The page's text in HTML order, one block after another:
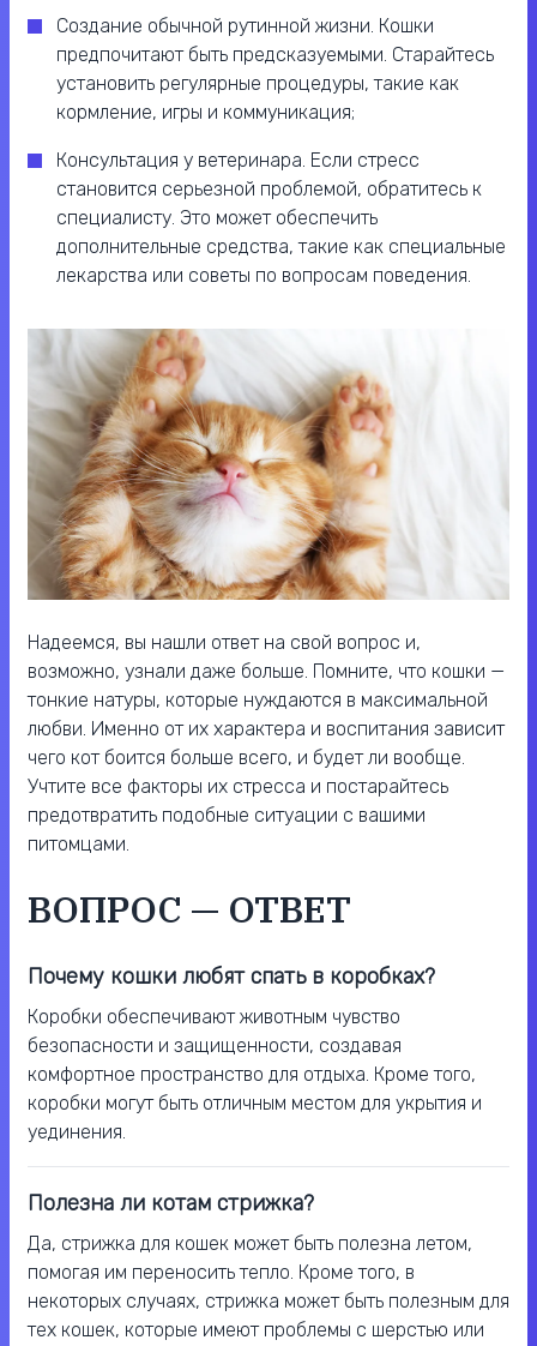
Создание обычной рутинной жизни. Кошки
предпочитают быть предсказуемыми. Старайтесь
установить регулярные процедуры, такие как
кормление, игры и коммуникация;
Консультация у ветеринара. Если стресс
становится серьезной проблемой, обратитесь к
специалисту. Это может обеспечить
дополнительные средства, такие как специальные
лекарства или советы по вопросам поведения.
Надеемся, вы нашли ответ на свой вопрос и,
возможно, узнали даже больше. Помните, что кошки —
тонкие натуры, которые нуждаются в максимальной
любви. Именно от их характера и воспитания зависит
чего кот боится больше всего, и будет ли вообще.
Учтите все факторы их стресса и постарайтесь
предотвратить подобные ситуации с вашими
питомцами.
ВОПРОС — ОТВЕТ
Почему кошки любят спать в коробках?
Коробки обеспечивают животным чувство
безопасности и защищенности, создавая
комфортное пространство для отдыха. Кроме того,
коробки могут быть отличным местом для укрытия и
уединения.
Полезна ли котам стрижка?
Да, стрижка для кошек может быть полезна летом,
помогая им переносить тепло. Кроме того, в
некоторых случаях, стрижка может быть полезным для
тех кошек, которые имеют проблемы с шерстью или